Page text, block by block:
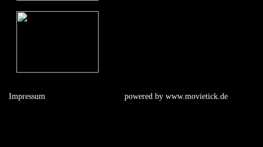
Impressum powered by www.movietick.de